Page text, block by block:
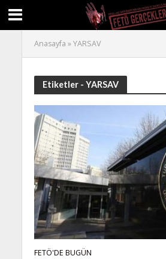
Anasayfa »YARSAV
Etiketler - YARSAV
FETÖ'DE BUGÜN